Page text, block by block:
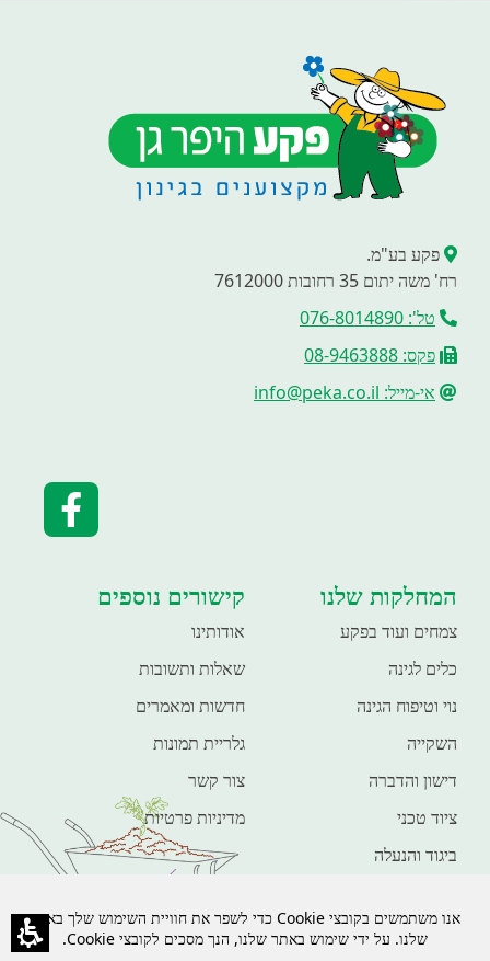
פקע בע"מ.
רח' משה יתום 35 רחובות 7612000
טל': 076-8014890
פקס: 08-9463888
אי-מייל: info@peka.co.il
המחלקות שלנו
צמחים ועוד בפקע
כלים לגינה
נוי וטיפוח הגינה
השקייה
דישון והדברה
ציוד טכני
ביגוד והנעלה
פנאי ונופש
קישורים נוספים
אודותינו
שאלות ותשובות
חדשות ומאמרים
גלריית תמונות
צור קשר
מדיניות פרטיות